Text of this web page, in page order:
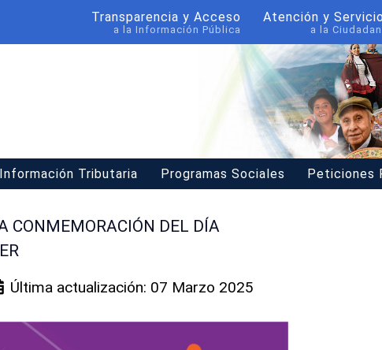
Transparencia y Acceso
a la Información Pública
Atención y
a la
Información Tributaria Programas Sociales Peticiones
CONMEMORACIÓN DEL DÍA
Última actualización: 07 Marzo 2025